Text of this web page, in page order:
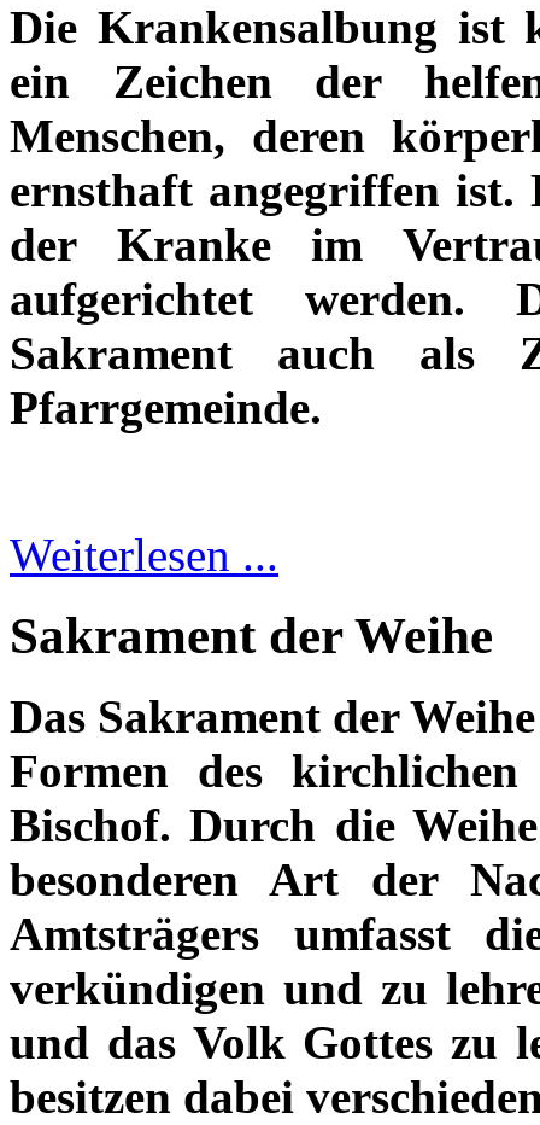
Die Krankensalbung ist
ein Zeichen der
Menschen, deren
ernsthaft angegriffen ist.
der Kranke im
aufgerichtet werden.
Sakrament auch als
Pfarrgemeinde.
Weiterlesen ...
Sakrament der Weihe
Das Sakrament der
Formen des
Bischof. Durch die
besonderen Art der
Amtsträgers umfasst
verkündigen und zu
und das Volk Gottes zu
besitzen dabei